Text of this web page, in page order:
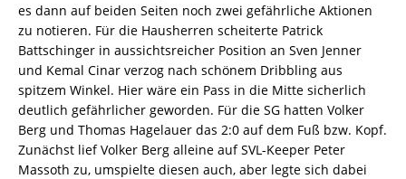
es dann auf beiden Seiten noch zwei gefährliche Aktionen
zu notieren. Für die Hausherren scheiterte Patrick
Battschinger in aussichtsreicher Position an Sven Jenner
und Kemal Cinar verzog nach schönem Dribbling aus
spitzem Winkel. Hier wäre ein Pass in die Mitte sicherlich
deutlich gefährlicher geworden. Für die SG hatten Volker
Berg und Thomas Hagelauer das 2:0 auf dem Fuß bzw. Kopf.
Zunächst lief Volker Berg alleine auf SVL-Keeper Peter
Massoth zu, umspielte diesen auch, aber legte sich dabei